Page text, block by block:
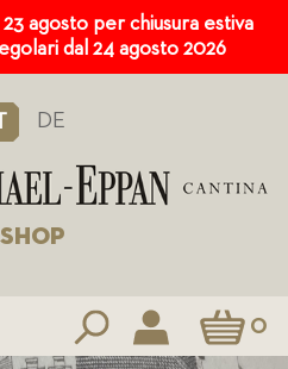
agosto per chiusura estiva
dal 24 agosto 2026
DE
Carrello0